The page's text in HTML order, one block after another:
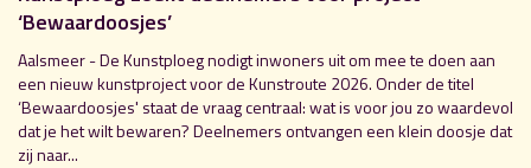
‘Bewaardoosjes’
Aalsmeer - De Kunstploeg nodigt inwoners uit om mee te doen aan
een nieuw kunstproject voor de Kunstroute 2026. Onder de titel
‘Bewaardoosjes' staat de vraag centraal: wat is voor jou zo waardevol
dat je het wilt bewaren? Deelnemers ontvangen een klein doosje dat
zij naar...